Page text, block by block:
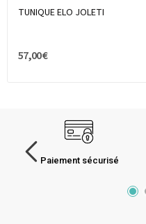
TUNIQUE ELO JOLETI
57,00 €
Paiement sécurisé